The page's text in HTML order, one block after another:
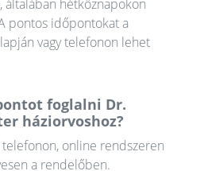
hétköznapokon
pontos időpontokat a
vagy telefonon lehet
foglalni Dr.
háziorvoshoz?
online rendszeren
a rendelőben.